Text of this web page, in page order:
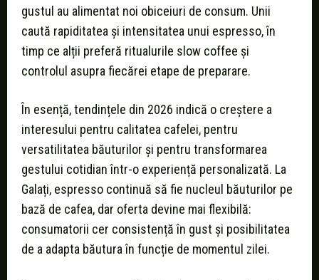
gustul au alimentat noi obiceiuri de consum. Unii
caută rapiditatea și intensitatea unui espresso, în
timp ce alții preferă ritualurile slow coffee și
controlul asupra fiecărei etape de preparare.
În esență, tendințele din 2026 indică o creștere a
interesului pentru calitatea cafelei, pentru
versatilitatea băuturilor și pentru transformarea
gestului cotidian într-o experiență personalizată. La
Galați, espresso continuă să fie nucleul băuturilor pe
bază de cafea, dar oferta devine mai flexibilă:
consumatorii cer consistență în gust și posibilitatea
de a adapta băutura în funcție de momentul zilei.